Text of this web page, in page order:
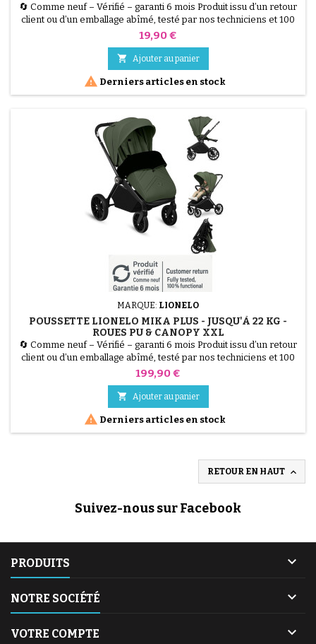
🔄 Comme neuf – Vérifié – garanti 6 mois Produit issu d’un retour
client ou d’un emballage abîmé, testé par nos techniciens et 100
% fonctionnel. ATTENTION : La vente concerne UNIQUEMENT
pièce détachée. Cet accessoire est essentiel pour protéger votre
enfant des intempéries (pluie et vent) et...
Prix
19,90 €
 Ajouter au panier
 Derniers articles en stock
MARQUE: LIONELO
POUSSETTE LIONELO MIKA PLUS - JUSQU'À 22 KG -
ROUES PU & CANOPY XXL
🔄 Comme neuf – Vérifié – garanti 6 mois Produit issu d’un retour
client ou d’un emballage abîmé, testé par nos techniciens et 100
% fonctionnel. La Lionelo Mika Plus est la poussette polyvalente
22 kg). Alliant robustesse et maniabilité, elle dispose de roues PU
increvables et d'un...
Prix
199,90 €
 Ajouter au panier
 Derniers articles en stock
RETOUR EN HAUT 
Suivez-nous sur Facebook
PRODUITS 
NOTRE SOCIÉTÉ 
VOTRE COMPTE 